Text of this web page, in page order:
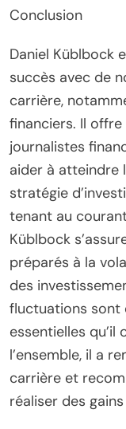
Conclusion
Daniel Küblbock
succès avec de
carrière,
financiers. Il
journalistes
aider à atteindre
stratégie
tenant au
Küblbock
préparés à la
des
fluctuations sont
essentielles qu’il
l’ensemble, il a
carrière et
réaliser des